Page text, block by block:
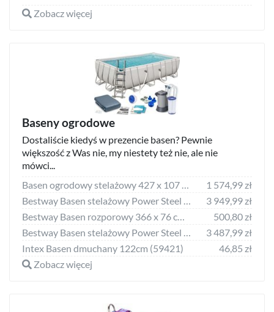
Zobacz więcej
Baseny ogrodowe
Dostaliście kiedyś w prezencie basen? Pewnie
większość z Was nie, my niestety też nie, ale nie
mówci...
Basen ogrodowy stelażowy 427 x 107 zestaw 17w1 Bestway 5614Z
1 574,99 zł
Bestway Basen stelażowy Power Steel 640x274cm 18w1 (5611Z)
3 949,99 zł
Bestway Basen rozporowy 366 x 76 cm (57445)
500,80 zł
Bestway Basen stelażowy Power Steel 396cm (5614V)
3 487,99 zł
Intex Basen dmuchany 122cm (59421)
46,85 zł
Zobacz więcej